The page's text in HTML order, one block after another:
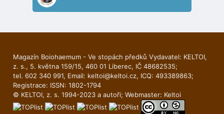
Magazín Boiohaemum - Ve stopách předků Vydavatel: KELTOI,
z. s., 5. května 159/15, 460 01 Liberec, IČ 48682535;
tel. 602 340 991, Email: keltoi@keltoi.cz, ICQ: 493389863;
Registrace: ISSN: 1802-1794
© KELTOI, z. s. 1994-2023 a autoři; Webmaster: Keltoi